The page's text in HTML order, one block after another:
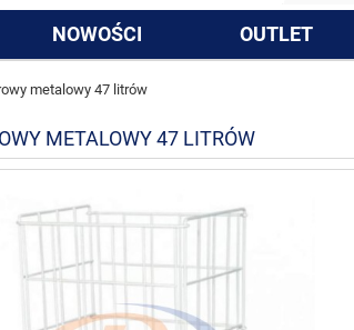
NOWOŚCI OUTLET
metalowy 47 litrów
METALOWY 47 LITRÓW